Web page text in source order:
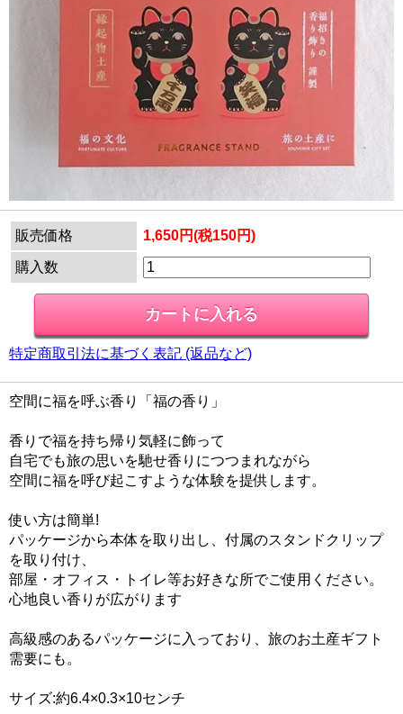
販売価格 1,650円(税150円)
購入数
特定商取引法に基づく表記 (返品など)
空間に福を呼ぶ香り「福の香り」
香りで福を持ち帰り気軽に飾って
自宅でも旅の思いを馳せ香りにつつまれながら
空間に福を呼び起こすような体験を提供します。
使い方は簡単!
パッケージから本体を取り出し、付属のスタンドクリップ
を取り付け、
部屋・オフィス・トイレ等お好きな所でご使用ください。
心地良い香りが広がります
高級感のあるパッケージに入っており、旅のお土産ギフト
需要にも。
サイズ:約6.4×0.3×10センチ